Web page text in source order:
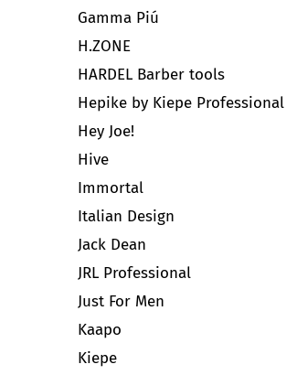
Gamma Piú
H.ZONE
HARDEL Barber tools
Hepike by Kiepe Professional
Hey Joe!
Hive
Immortal
Italian Design
Jack Dean
JRL Professional
Just For Men
Kaapo
Kiepe